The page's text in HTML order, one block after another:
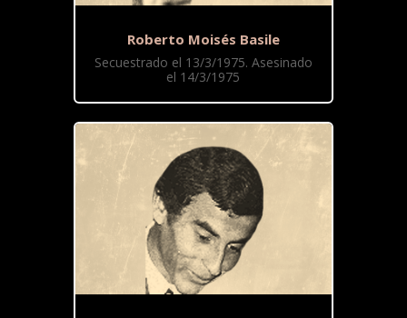
Roberto Moisés Basile
Secuestrado el 13/3/1975. Asesinado
el 14/3/1975